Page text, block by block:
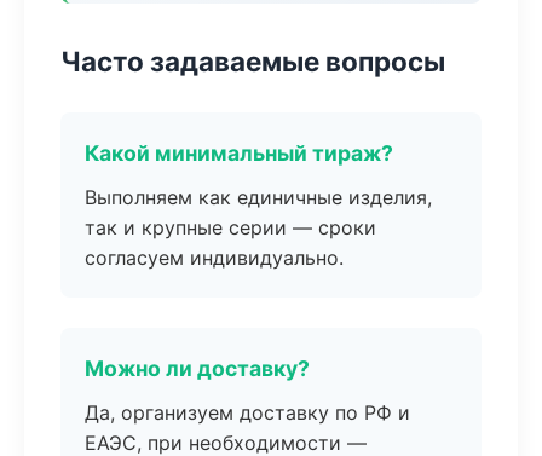
Часто задаваемые вопросы
Какой минимальный тираж?
Выполняем как единичные изделия,
так и крупные серии — сроки
согласуем индивидуально.
Можно ли доставку?
Да, организуем доставку по РФ и
ЕАЭС, при необходимости —